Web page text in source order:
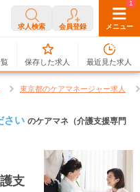
求人検索 会員登録 メニュー
0
保存した求人
1
最近見た求人
東京都のケアマネージャー求人
さい のケアマネ（介護支援専門
支